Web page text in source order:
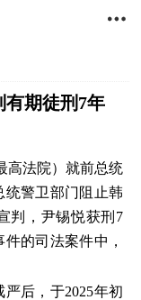

期徒刑7年
高法院）就前总统
统警卫部门阻止韩
判，尹锡悦获刑7
的司法案件中，
后，于2025年初